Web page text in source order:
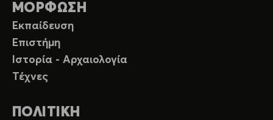
ΜΟΡΦΩΣΗ
Εκπαίδευση
Επιστήμη
Ιστορία - Αρχαιολογία
Τέχνες
ΠΟΛΙΤΙΚΗ